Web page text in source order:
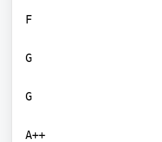
F
G
G
A++